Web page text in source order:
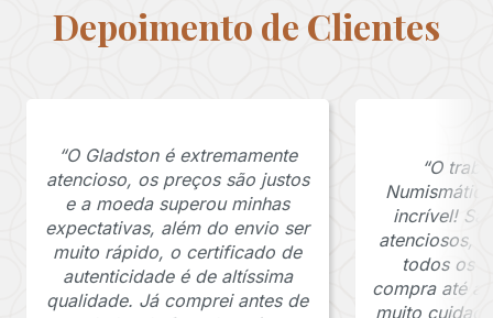
Depoimento de Clientes
“O Gladston é extremamente
atencioso, os preços são justos
e a moeda superou minhas
expectativas, além do envio ser
muito rápido, o certificado de
autenticidade é de altíssima
qualidade. Já comprei antes de
“O
incrível!
atenciosos,
todos os
compra até a
muito